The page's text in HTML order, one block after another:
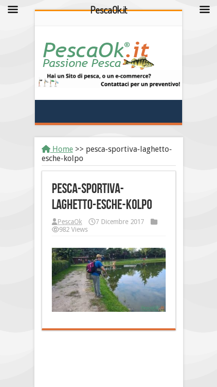
Home >> pesca-sportiva-laghetto-
esche-kolpo
pesca-sportiva-
laghetto-esche-kolpo
PescaOk
7 Dicembre 2017
982 Views
PescaOk.it